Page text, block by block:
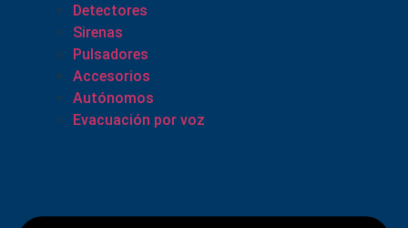
Detectores
Sirenas
Pulsadores
Accesorios
Autónomos
Evacuación por voz